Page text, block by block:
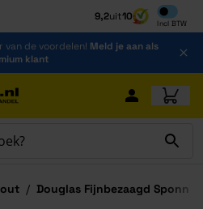
9,2uit10
Incl BTW
Inclusief
van de voordelen! Meld je aan als
klant
/ Douglas Fijnbezaagd